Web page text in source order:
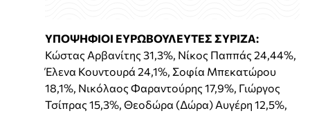
ΥΠΟΨΗΦΙΟΙ ΕΥΡΩΒΟΥΛΕΥΤΕΣ ΣΥΡΙΖΑ:
Κώστας Αρβανίτης 31,3%, Νίκος Παππάς 24,44%,
Έλενα Κουντουρά 24,1%, Σοφία Μπεκατώρου
18,1%, Νικόλαος Φαραντούρης 17,9%, Γιώργος
Τσίπρας 15,3%, Θεοδώρα (Δώρα) Αυγέρη 12,5%,